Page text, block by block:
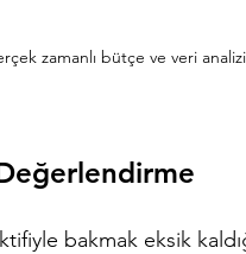
zamanlı bütçe ve veri
bakmak eksik